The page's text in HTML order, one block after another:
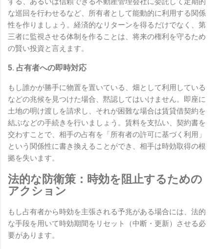
な巡回を行わせるなど、所有者として能動的に利用する関係
性を作りましょう。経済的なリターンを得るだけでなく、第
三者に監視させる体制を作ることは、将来の権利を守るため
の賢い投資と言えます。
5. 占有者への即時対応
もし誰かが勝手に物置を置いている、畑として利用している
などの兆候を見つけた場合、黙認してはいけません。即座に
土地の明け渡しを請求し、それが困難な場合は賃貸借契約を
結ぶなどの手続きを行いましょう。賃料を支払い、契約書を
交わすことで、相手の占有を「所有者の許可に基づく利用」
という関係性に書き換えることができ、相手は時効取得の根
拠を失います。
法的な防衛策：時効を阻止するための
アクション
もし占有者から時効を主張される予兆がある場合には、法的
な手段を用いて時効期間をリセット（中断・更新）させる必
要があります。